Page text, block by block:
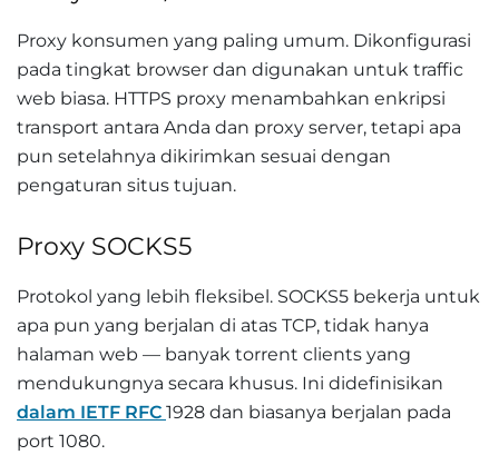
Proxy konsumen yang paling umum. Dikonfigurasi
pada tingkat browser dan digunakan untuk traffic
web biasa. HTTPS proxy menambahkan enkripsi
transport antara Anda dan proxy server, tetapi apa
pun setelahnya dikirimkan sesuai dengan
pengaturan situs tujuan.
Proxy SOCKS5
Protokol yang lebih fleksibel. SOCKS5 bekerja untuk
apa pun yang berjalan di atas TCP, tidak hanya
halaman web — banyak torrent clients yang
mendukungnya secara khusus. Ini didefinisikan
dalam IETF RFC 1928 dan biasanya berjalan pada
port 1080.